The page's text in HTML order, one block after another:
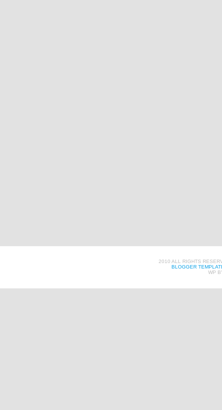
2010 ALL RIGHTS
BLOGGER
WP